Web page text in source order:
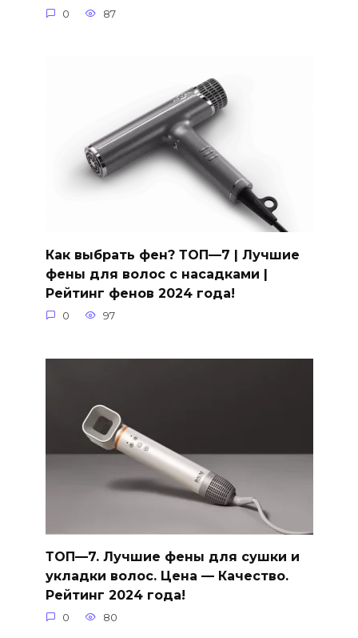
0 87
Как выбрать фен? ТОП—7 | Лучшие
фены для волос с насадками |
Рейтинг фенов 2024 года!
0 97
ТОП—7. Лучшие фены для сушки и
укладки волос. Цена — Качество.
Рейтинг 2024 года!
0 80